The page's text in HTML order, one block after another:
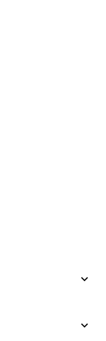

